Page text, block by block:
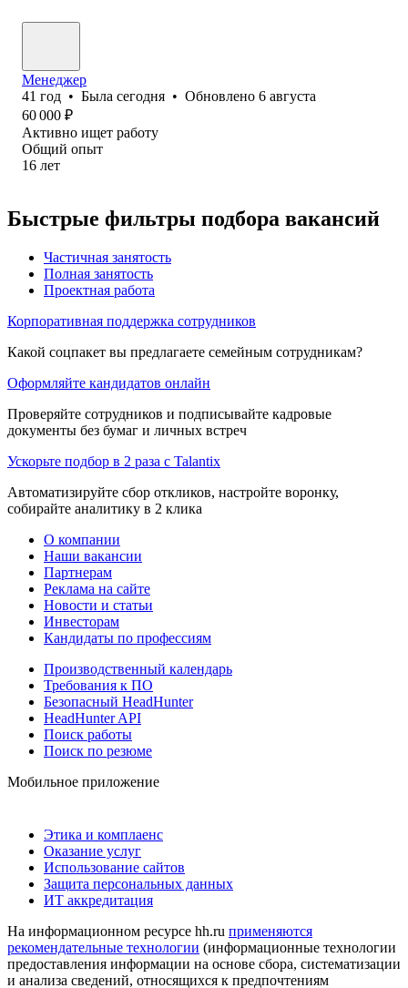
Менеджер
41 год • Была сегодня • Обновлено 6 августа
60 000 ₽
Активно ищет работу
Общий опыт
16 лет
Быстрые фильтры подбора вакансий
Частичная занятость
Полная занятость
Проектная работа
Корпоративная поддержка сотрудников
Какой соцпакет вы предлагаете семейным сотрудникам?
Оформляйте кандидатов онлайн
Проверяйте сотрудников и подписывайте кадровые
документы без бумаг и личных встреч
Ускорьте подбор в 2 раза с Talantix
Автоматизируйте сбор откликов, настройте воронку,
собирайте аналитику в 2 клика
О компании
Наши вакансии
Партнерам
Реклама на сайте
Новости и статьи
Инвесторам
Кандидаты по профессиям
Производственный календарь
Требования к ПО
Безопасный HeadHunter
HeadHunter API
Поиск работы
Поиск по резюме
Мобильное приложение
Этика и комплаенс
Оказание услуг
Использование сайтов
Защита персональных данных
ИТ аккредитация
На информационном ресурсе hh.ru применяются
рекомендательные технологии (информационные технологии
предоставления информации на основе сбора, систематизации
и анализа сведений, относящихся к предпочтениям